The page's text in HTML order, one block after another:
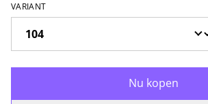
VARIANT
Nu kopen